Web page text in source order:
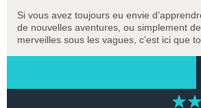
Si vous avez toujours eu envie
de nouvelles aventures, ou simplement
merveilles sous les vagues, c’est ici que